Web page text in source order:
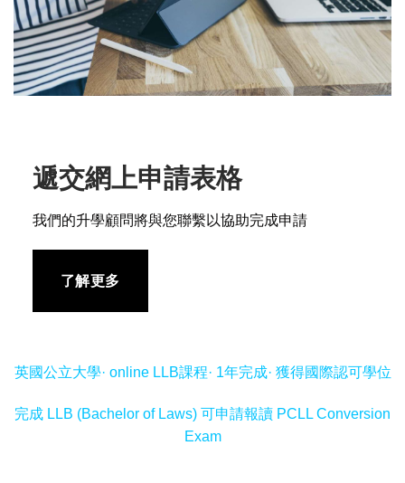
遞交網上申請表格
我們的升學顧問將與您聯繫以協助完成申請
了解更多
英國公立大學· online LLB課程· 1年完成· 獲得國際認可學位
完成 LLB (Bachelor of Laws) 可申請報讀 PCLL Conversion
Exam